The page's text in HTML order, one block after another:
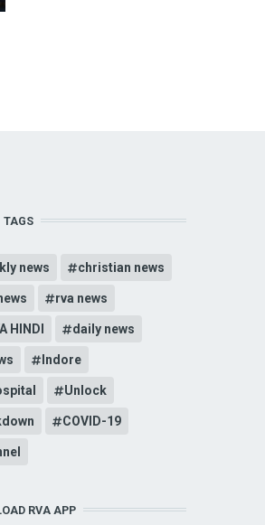
TAGS
news christian news
rva news
HINDI daily news
Indore
Unlock
COVID-19
RVA APP